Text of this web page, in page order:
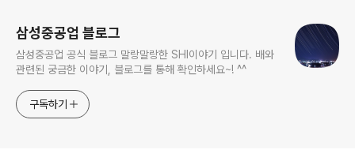
삼성중공업 블로그
삼성중공업 공식 블로그 말랑말랑한 SHI이야기 입니다. 배와
관련된 궁금한 이야기, 블로그를 통해 확인하세요~! ^^
구독하기